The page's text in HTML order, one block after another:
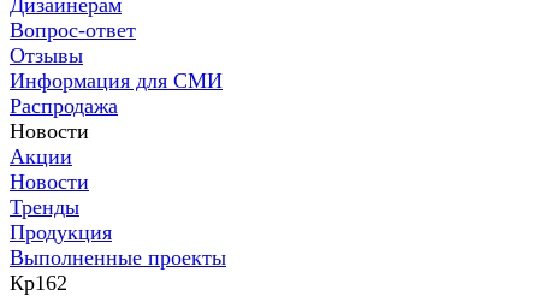
Дизайнерам
Вопрос-ответ
Отзывы
Информация для СМИ
Распродажа
Новости
Акции
Новости
Тренды
Продукция
Выполненные проекты
Кр162